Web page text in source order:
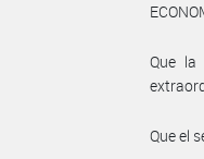
Que la
Que el